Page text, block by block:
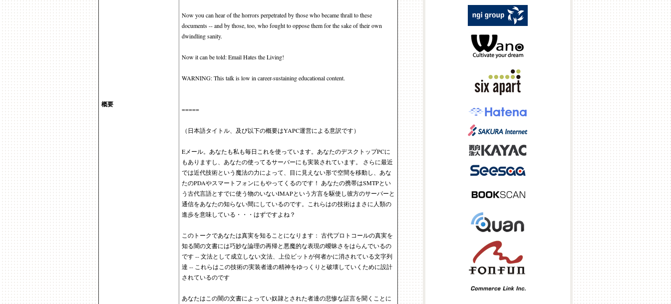
概要
Now you can hear of the horrors perpetrated by those who became thrall to these
documents -- and by those, too, who fought to oppose them for the sake of their own
dwindling sanity.
Now it can be told: Email Hates the Living!
WARNING: This talk is low in career-sustaining educational content.
=====
（日本語タイトル、及び以下の概要はYAPC運営による意訳です）
Eメール。あなたも私も毎日これを使っています。あなたのデスクトップPCに
もありますし、あなたの使ってるサーバーにも実装されています。 さらに最近
では近代技術という魔法の力によって、目に見えない形で空間を移動し、あな
たのPDAやスマートフォンにもやってくるのです！ あなたの携帯はSMTPとい
う古代言語とすでに使う物のいないIMAPという方言を駆使し彼方のサーバーと
通信をあなたの知らない間にしているのです。これらはの技術はまさに人類の
進歩を意味している・・・はずですよね？
このトークであなたは真実を知ることになります： 古代プロトコールの真実を
知る闇の文書には巧妙な論理の再帰と悪魔的な表現の曖昧さをはらんでいるの
です -- 文法として成立しない文法、上位ビットが何者かに消されている文字列
達 -- これらはこの技術の実装者達の精神をゆっくりと破壊していくために設計
されているのです
あなたはこの闇の文書によってい奴隷とされた者達の悲惨な証言を聞くことに